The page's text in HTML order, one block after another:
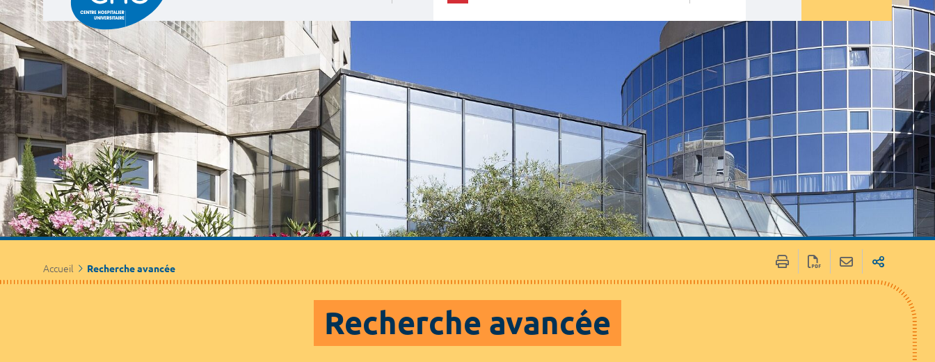
Accueil Recherche avancée
Recherche avancée